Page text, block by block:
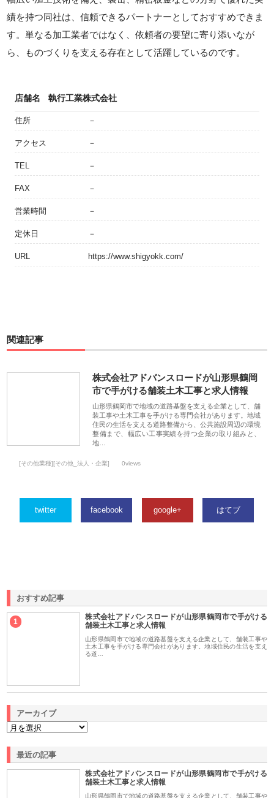
績を持つ同社は、信頼できるパートナーとしておすすめできま
す。単なる加工業者ではなく、依頼者の要望に寄り添いなが
ら、ものづくりを支える存在として活躍しているのです。
店舗名 執行工業株式会社
住所 －
アクセス －
TEL －
FAX －
営業時間 －
定休日 －
URL https://www.shigyokk.com/
関連記事
株式会社アドバンスロードが山形県鶴岡
市で手がける舗装土木工事と求人情報
山形県鶴岡市で地域の道路基盤を支える企業として、舗
装工事や土木工事を手がける専門会社があります。地域
住民の生活を支える道路整備から、公共施設周辺の環境
整備まで、幅広い工事実績を持つ企業の取り組みと、
地…
[その他業種][その他_法人・企業] 0views
twitter facebook google+ はてブ
おすすめ記事
1
株式会社アドバンスロードが山形県鶴岡市で手がける
舗装土木工事と求人情報
山形県鶴岡市で地域の道路基盤を支える企業として、舗装工事や
土木工事を手がける専門会社があります。地域住民の生活を支え
る道…
アーカイブ
最近の記事
株式会社アドバンスロードが山形県鶴岡市で手がける
舗装土木工事と求人情報
山形県鶴岡市で地域の道路基盤を支える企業として、舗装工事や